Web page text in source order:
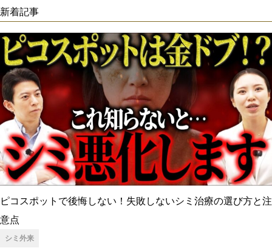
新着記事
ピコスポットで後悔しない！失敗しないシミ治療の選び方と注
意点
シミ外来